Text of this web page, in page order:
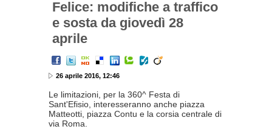
Felice: modifiche a traffico
e sosta da giovedì 28
aprile
26 aprile 2016, 12:46
Le limitazioni, per la 360^ Festa di
Sant'Efisio, interesseranno anche piazza
Matteotti, piazza Contu e la corsia centrale di
via Roma.